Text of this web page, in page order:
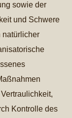
sowie der
und Schwere
natürlicher
Kontrolle des